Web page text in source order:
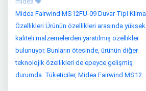
Midea Fairwind MS12FU-09 Duvar Tipi Klima
Özellikleri Ürünün özellikleri arasında yüksek
kaliteli malzemelerden yaratılmış özellikler
bulunuyor. Bunların ötesinde, ürünün diğer
teknolojik özellikleri de epeyce gelişmiş
durumda. Tüketiciler, Midea Fairwind MS12...